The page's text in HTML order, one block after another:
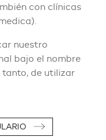
con clínicas
nuestro
bajo el nombre
de utilizar